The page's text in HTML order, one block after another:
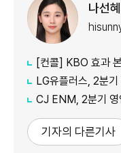
나선
[컨콜] KBO 효과
LG유플러스, 2분기 역대
CJ ENM, 2분기
기자의 다른기사